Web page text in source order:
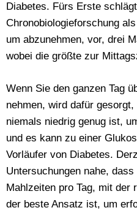
Diabetes. Fürs Erste
Chronobiologieforschung
um abzunehmen, vor, drei
wobei die größte zur
Wenn Sie den ganzen Tag
nehmen, wird dafür
niemals niedrig genug ist,
und es kann zu einer
Vorläufer von Diabetes.
Untersuchungen nahe,
Mahlzeiten pro Tag, mit
der beste Ansatz ist, um